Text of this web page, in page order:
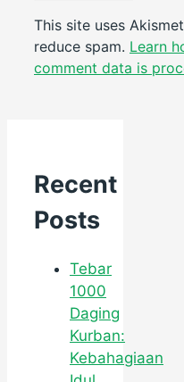
This site uses
reduce spam. Learn
comment data is
Recent
Posts
Tebar
1000
Daging
Kurban:
Kebahagiaan